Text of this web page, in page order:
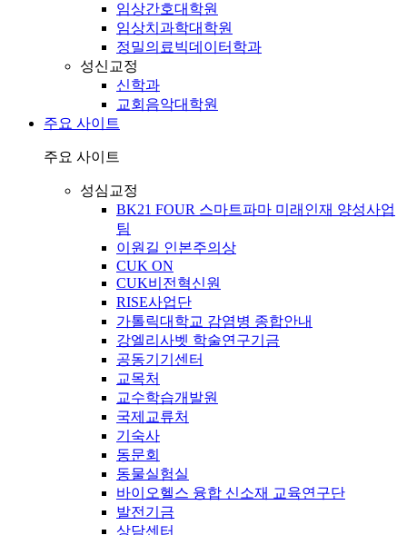
임상간호대학원
임상치과학대학원
정밀의료빅데이터학과
성신교정
신학과
교회음악대학원
주요 사이트
주요 사이트
성심교정
BK21 FOUR 스마트파마 미래인재 양성사업
팀
이원길 인본주의상
CUK ON
CUK비전혁신원
RISE사업단
가톨릭대학교 감염병 종합안내
강엘리사벳 학술연구기금
공동기기센터
교목처
교수학습개발원
국제교류처
기숙사
동문회
동물실험실
바이오헬스 융합 신소재 교육연구단
발전기금
상담센터